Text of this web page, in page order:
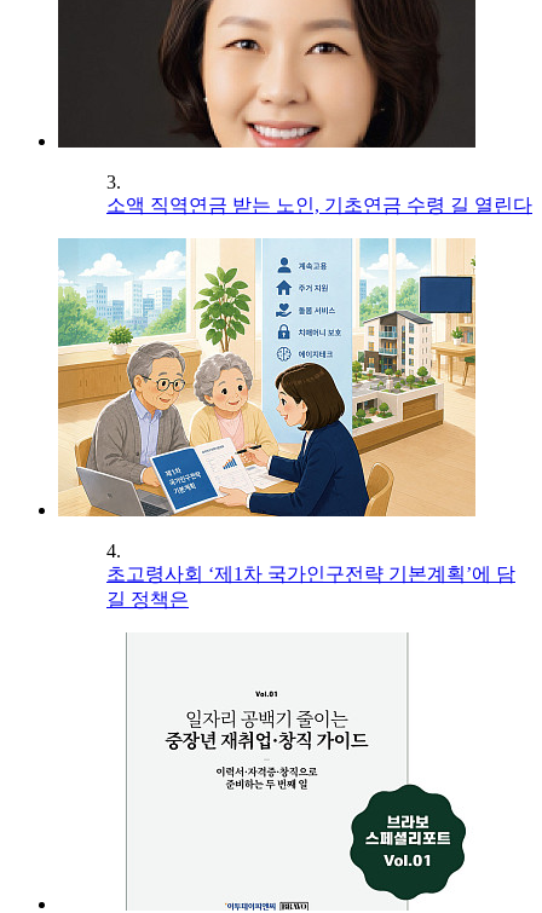
3.
소액 직역연금 받는 노인, 기초연금 수령 길 열린다
4.
초고령사회 ‘제1차 국가인구전략 기본계획’에 담
길 정책은